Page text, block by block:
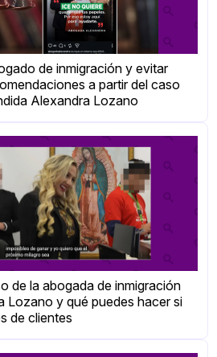
de inmigración y evitar
a partir del caso
Alexandra Lozano
de la abogada de inmigración
Lozano y qué puedes hacer si
de clientes